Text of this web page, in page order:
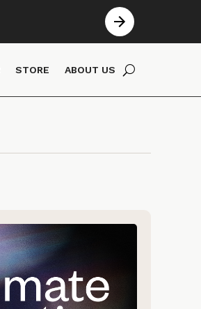
STORE ABOUT US